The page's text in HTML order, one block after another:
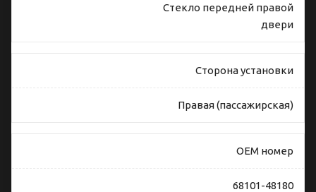
Стекло передней правой
двери
Сторона установки
Правая (пассажирская)
OEM номер
68101-48180